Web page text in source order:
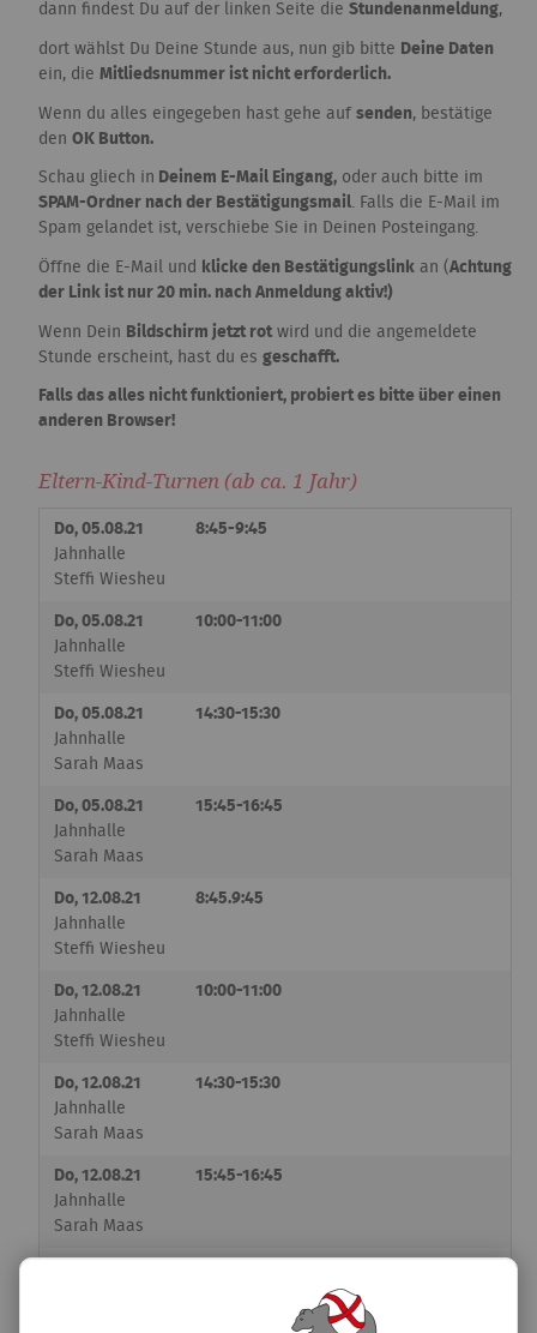
dann findest Du auf der linken Seite dieStundenanmeldung,
dort wählst Du Deine Stunde aus, nun gib bitte Deine Daten
ein, dieMitliedsnummer ist nicht erforderlich.
Wenn du alles eingegeben hast gehe aufsenden, bestätige
denOK Button.
Schau gliech in Deinem E-Mail Eingang, oder auch bitte im
SPAM-Ordner nach der Bestätigungsmail. Falls die E-Mail im
Spam gelandet ist, verschiebe Sie in Deinen Posteingang.
Öffne die E-Mail und klicke den Bestätigungslink an (Achtung
der Link ist nur 20 min. nach Anmeldung aktiv!)
Wenn Dein Bildschirm jetzt rot wird und die angemeldete
Stunde erscheint, hast du esgeschafft.
Falls das alles nicht funktioniert, probiert es bitte über einen
anderen Browser!
Eltern-Kind-Turnen (ab ca. 1 Jahr)
Do, 05.08.21
8:45-9:45
Jahnhalle
Steffi Wiesheu
Do, 05.08.21
10:00-11:00
Jahnhalle
Steffi Wiesheu
Do, 05.08.21
14:30-15:30
Jahnhalle
Sarah Maas
Do, 05.08.21
15:45-16:45
Jahnhalle
Sarah Maas
Do, 12.08.21
8:45.9:45
Jahnhalle
Steffi Wiesheu
Do, 12.08.21
10:00-11:00
Jahnhalle
Steffi Wiesheu
Do, 12.08.21
14:30-15:30
Jahnhalle
Sarah Maas
Do, 12.08.21
15:45-16:45
Jahnhalle
Sarah Maas